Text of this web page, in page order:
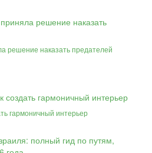
решение наказать предателей
гармоничный интерьер